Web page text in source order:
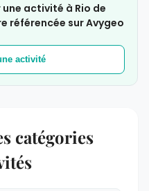
activité à Rio de
référencée sur Avygeo
activité
catégories